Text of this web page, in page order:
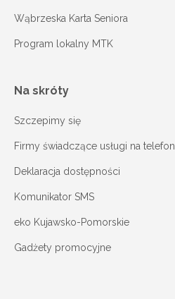
Wąbrzeska Karta Seniora
Program lokalny MTK
Na skróty
Szczepimy się
Firmy świadczące usługi na telefon
Deklaracja dostępności
Komunikator SMS
eko Kujawsko-Pomorskie
Gadżety promocyjne